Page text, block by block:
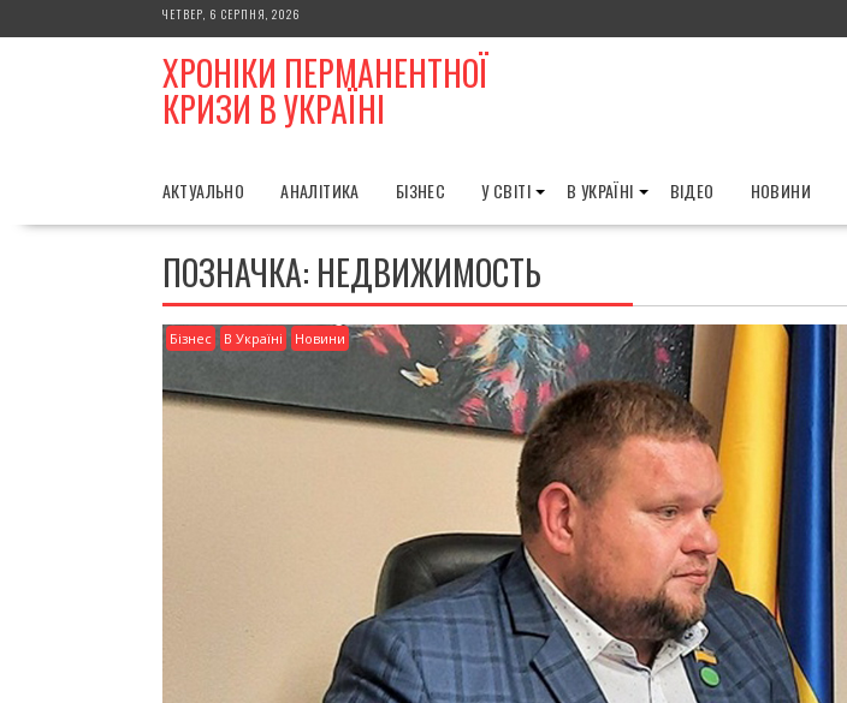
to
ЧЕТВЕР, 6 СЕРПНЯ, 2026
ХРОНІКИ ПЕРМАНЕНТНОЇ
КРИЗИ В УКРАЇНІ
АКТУАЛЬНО АНАЛІТИКА БІЗНЕС У СВІТІ В УКРАЇНІ ВІДЕО НОВИНИ
ПОЗНАЧКА: НЕДВИЖИМОСТЬ
Бізнес В Україні Новини